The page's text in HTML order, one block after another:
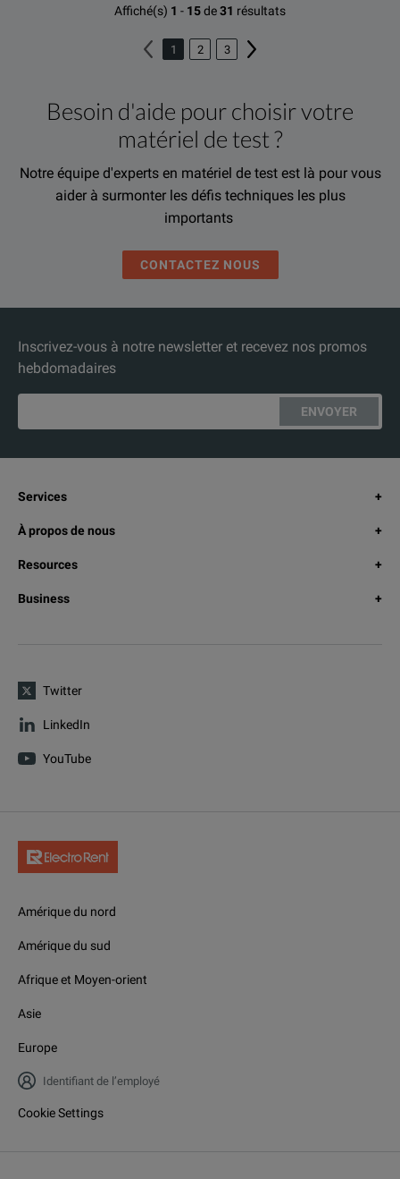
Affiché(s) 1 - 15de31 résultats
1 2 3
Besoin d'aide pour choisir votre
matériel de test ?
Notre équipe d'experts en matériel de test est là pour vous
aider à surmonter les défis techniques les plus
importants
CONTACTEZ NOUS
Inscrivez-vous à notre newsletter et recevez nos promos
hebdomadaires
ENVOYER
Services
À propos de nous
Resources
Business
Twitter
LinkedIn
YouTube
Amérique du nord
Amérique du sud
Afrique et Moyen-orient
Asie
Europe
Identifiant de l’employé
Cookie Settings